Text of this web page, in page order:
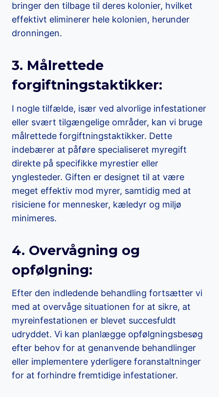
bringer den tilbage til deres kolonier, hvilket
effektivt eliminerer hele kolonien, herunder
dronningen.
3. Målrettede
forgiftningstaktikker:
I nogle tilfælde, især ved alvorlige infestationer
eller svært tilgængelige områder, kan vi bruge
målrettede forgiftningstaktikker. Dette
indebærer at påføre specialiseret myregift
direkte på specifikke myrestier eller
ynglesteder. Giften er designet til at være
meget effektiv mod myrer, samtidig med at
risiciene for mennesker, kæledyr og miljø
minimeres.
4. Overvågning og
opfølgning:
Efter den indledende behandling fortsætter vi
med at overvåge situationen for at sikre, at
myreinfestationen er blevet succesfuldt
udryddet. Vi kan planlægge opfølgningsbesøg
efter behov for at genanvende behandlinger
eller implementere yderligere foranstaltninger
for at forhindre fremtidige infestationer.